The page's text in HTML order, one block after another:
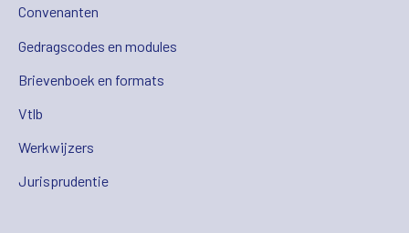
Convenanten
Gedragscodes en modules
Brievenboek en formats
Vtlb
Werkwijzers
Jurisprudentie